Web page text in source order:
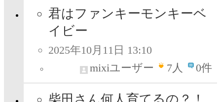
君はファンキーモンキーベ
イビー
2025年10月11日 13:10
mixiユーザー
7人 0件